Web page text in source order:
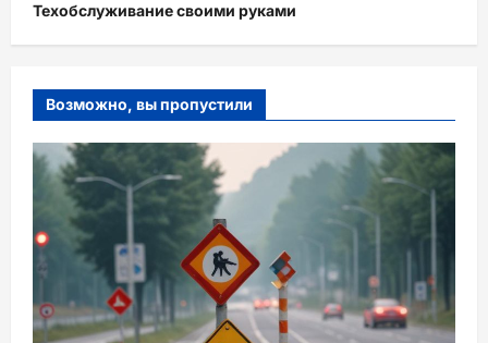
Техобслуживание своими руками
Возможно, вы пропустили